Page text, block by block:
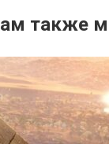
также